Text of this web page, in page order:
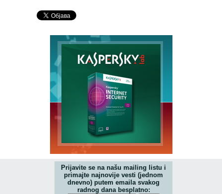
Prijavite se na našu mailing listu i
primajte najnovije vesti (jednom
dnevno) putem emaila svakog
radnog dana besplatno: